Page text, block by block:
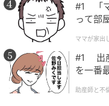
クロワッサン生地で
10本セット』（
く、冷めてもサクサ
#1 「
って部
ママが家出
#1 出
を一番
助産師と不